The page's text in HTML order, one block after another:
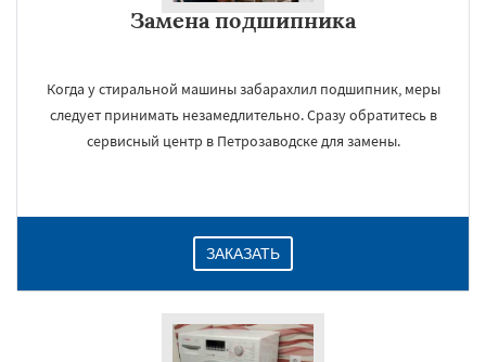
Замена подшипника
Когда у стиральной машины забарахлил подшипник, меры
следует принимать незамедлительно. Сразу обратитесь в
сервисный центр в Петрозаводске для замены.
ЗАКАЗАТЬ